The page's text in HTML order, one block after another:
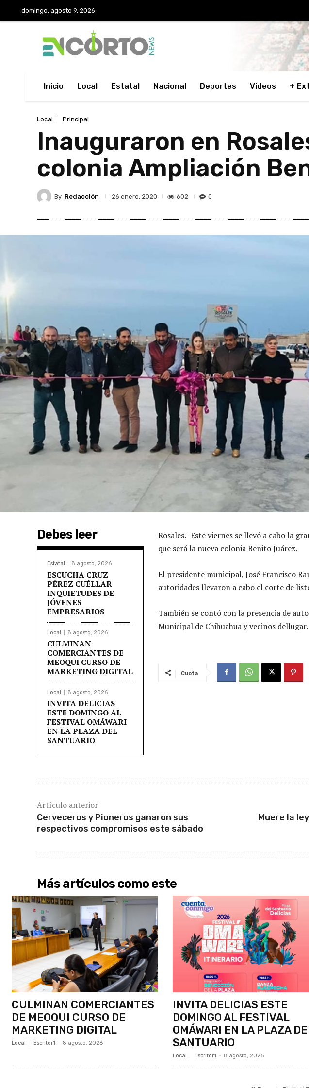
domingo, agosto 9, 2026
Inicio Local Estatal Nacional Deportes Videos +
Local Principal
Inauguraron en
colonia Ampliación
By Redacción 26 enero, 2020 602 0
Debes leer
Estatal 8 agosto, 2026
ESCUCHA CRUZ
PÉREZ CUÉLLAR
INQUIETUDES DE
JÓVENES
EMPRESARIOS
Local 8 agosto, 2026
CULMINAN
COMERCIANTES DE
MEOQUI CURSO DE
MARKETING DIGITAL
Local 8 agosto, 2026
INVITA DELICIAS
ESTE DOMINGO AL
FESTIVAL OMÁWARI
EN LA PLAZA DEL
SANTUARIO
Rosales.- Este viernes se llevó a cabo la
que será la nueva colonia Benito Juárez.
El presidente municipal, José Francisco
autoridades llevaron a cabo el corte de
También se contó con la presencia de
Municipal de Chihuahua y vecinos dellugar.
Cuota
Artículo anterior
Cerveceros y Pioneros ganaron sus
respectivos compromisos este sábado
Muere la
Más artículos como este
CULMINAN COMERCIANTES
DE MEOQUI CURSO DE
MARKETING DIGITAL
Local Escritor1 - 8 agosto, 2026
INVITA DELICIAS ESTE
DOMINGO AL FESTIVAL
OMÁWARI EN LA PLAZA
SANTUARIO
Local Escritor1 - 8 agosto, 2026